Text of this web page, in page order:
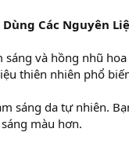
Các Nguyên
và hồng nhũ
thiên nhiên phổ
sáng da tự nhiên.
màu hơn.